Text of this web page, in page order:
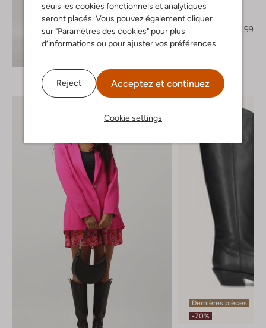
seuls les cookies fonctionnels et analytiques
seront placés. Vous pouvez également cliquer
sur "Paramètres des cookies" pour plus
d’informations ou pour ajuster vos préférences.
Reject Acceptez et continuez
Cookie settings
Aaiko
Pantalon
€ 99,99
Dernières pièces
-70%